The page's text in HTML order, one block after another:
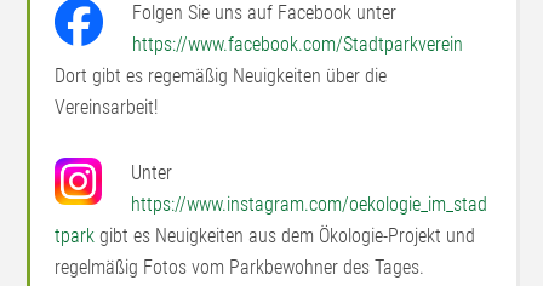
Folgen Sie uns auf Facebook unter
https://www.facebook.com/Stadtparkverein
Dort gibt es regemäßig Neuigkeiten über die
Vereinsarbeit!
Unter
https://www.instagram.com/oekologie_im_stad
tpark gibt es Neuigkeiten aus dem Ökologie-Projekt und
regelmäßig Fotos vom Parkbewohner des Tages.